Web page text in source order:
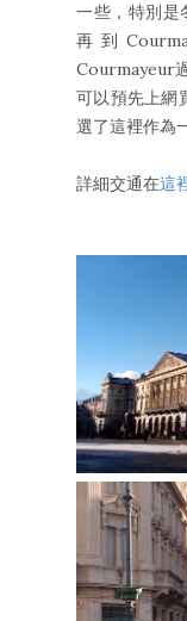
一些，特別是
再到
Courmayeur
可以預先上網
選了這裡作為
詳細交通在這